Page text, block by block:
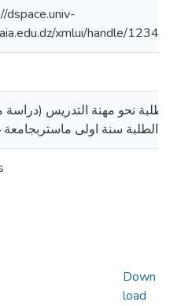
dspace.univ-
xmlui/handle/
نحو مهنة التدريس (دراسة
الطلبة سنة اولى ماستربجامعة
Down
load